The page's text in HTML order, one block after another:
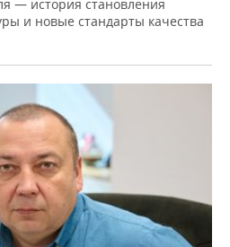
— история становления
и новые стандарты качества